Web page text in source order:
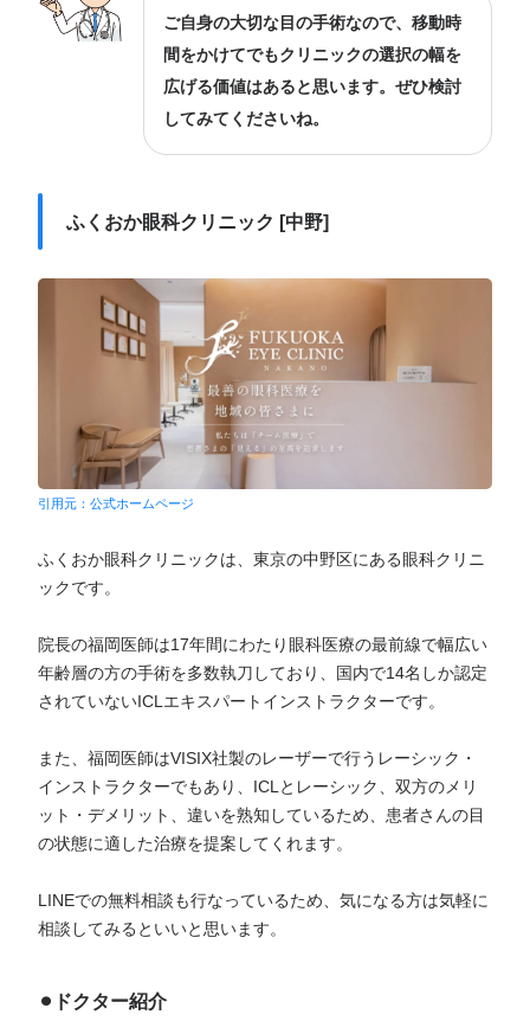
ご自身の大切な目の手術なので、移動時
間をかけてでもクリニックの選択の幅を
広げる価値はあると思います。ぜひ検討
してみてくださいね。
ふくおか眼科クリニック [中野]
引用元：公式ホームページ
ふくおか眼科クリニックは、東京の中野区にある眼科クリニ
ックです。
院長の福岡医師は17年間にわたり眼科医療の最前線で幅広い
年齢層の方の手術を多数執刀しており、国内で14名しか認定
されていないICLエキスパートインストラクターです。
また、福岡医師はVISIX社製のレーザーで行うレーシック・
インストラクターでもあり、ICLとレーシック、双方のメリ
ット・デメリット、違いを熟知しているため、患者さんの目
の状態に適した治療を提案してくれます。
LINEでの無料相談も行なっているため、気になる方は気軽に
相談してみるといいと思います。
⚫︎ドクター紹介